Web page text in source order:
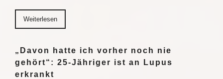
Weiterlesen
„Davon hatte ich vorher noch nie
gehört“: 25-Jähriger ist an Lupus
erkrankt